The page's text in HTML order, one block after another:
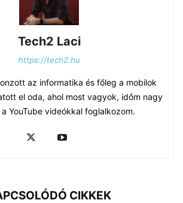
Tech2 Laci
https://tech2.hu
az informatika és főleg a mobilok
el oda, ahol most vagyok, időm nagy
YouTube videókkal foglalkozom.
CIKKEK